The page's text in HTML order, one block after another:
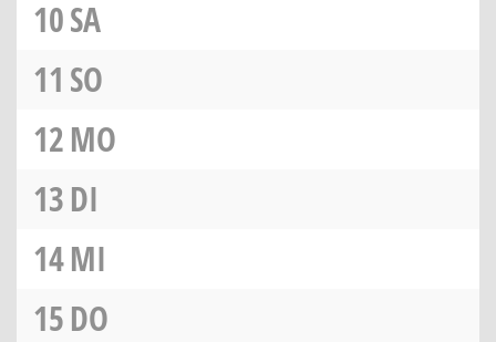
10SA
11 SO
12MO
13DI
14MI
15DO